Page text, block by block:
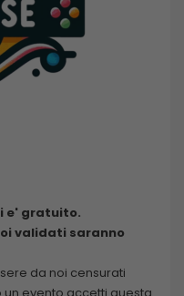
e' gratuito.
validati saranno
da noi censurati